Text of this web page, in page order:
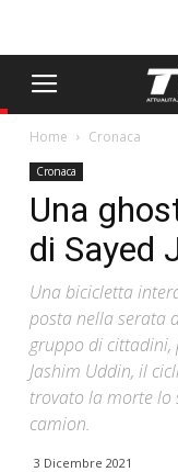
Home Cronaca
Cronaca
Una
di Sayed
Una bicicletta
posta nella serata
gruppo di cittadini,
Jashim Uddin, il
trovato la morte lo
camion.
3 Dicembre 2021